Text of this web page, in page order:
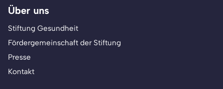
Über uns
Stiftung Gesundheit
Fördergemeinschaft der Stiftung
Presse
Kontakt